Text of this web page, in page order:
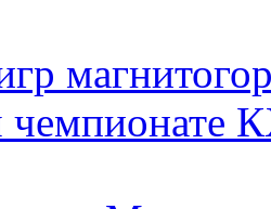
чемпионате